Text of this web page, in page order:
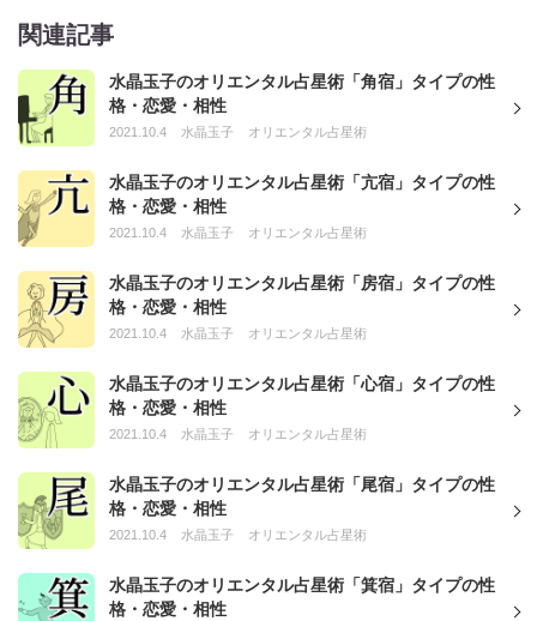
関連記事
水晶玉子のオリエンタル占星術「角宿」タイプの性
格・恋愛・相性
2021.10.4 水晶玉子 オリエンタル占星術
水晶玉子のオリエンタル占星術「亢宿」タイプの性
格・恋愛・相性
2021.10.4 水晶玉子 オリエンタル占星術
水晶玉子のオリエンタル占星術「房宿」タイプの性
格・恋愛・相性
2021.10.4 水晶玉子 オリエンタル占星術
水晶玉子のオリエンタル占星術「心宿」タイプの性
格・恋愛・相性
2021.10.4 水晶玉子 オリエンタル占星術
水晶玉子のオリエンタル占星術「尾宿」タイプの性
格・恋愛・相性
2021.10.4 水晶玉子 オリエンタル占星術
水晶玉子のオリエンタル占星術「箕宿」タイプの性
格・恋愛・相性